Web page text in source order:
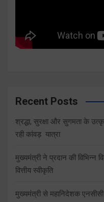
Recent Posts
श्रद्धा, सुरक्षा और सुगमता के
रही कांवड़ यात्रा
मुख्यमंत्री ने प्रदान की
वित्तीय स्वीकृति
मुख्यमंत्री से महानिदेशक